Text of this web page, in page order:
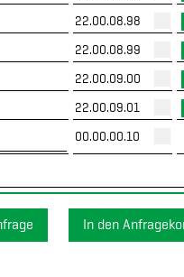
22.00.08.98
22.00.08.99
22.00.09.00
22.00.09.01
00.00.00.10